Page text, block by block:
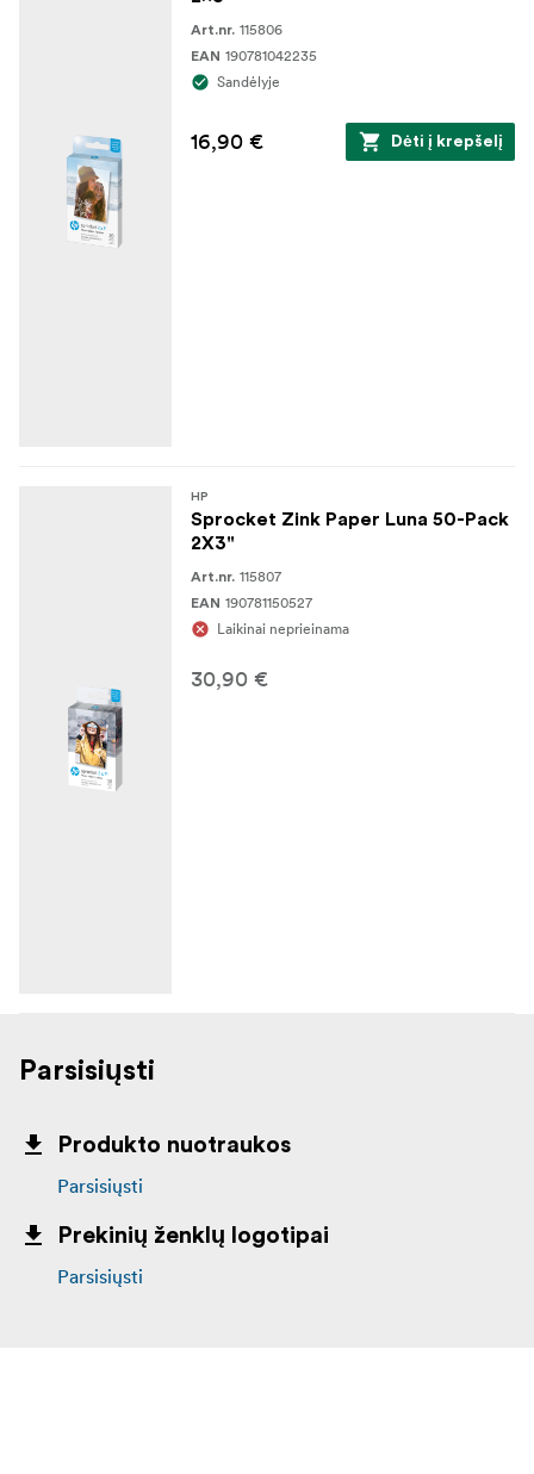
Art.nr. 115806
EAN 190781042235
Sandėlyje
16,90 € Dėti į krepšelį
HP
Sprocket Zink Paper Luna 50-Pack
2X3"
Art.nr. 115807
EAN 190781150527
Laikinai neprieinama
30,90 €
Parsisiųsti
Produkto nuotraukos
Parsisiųsti
Prekinių ženklų logotipai
Parsisiųsti